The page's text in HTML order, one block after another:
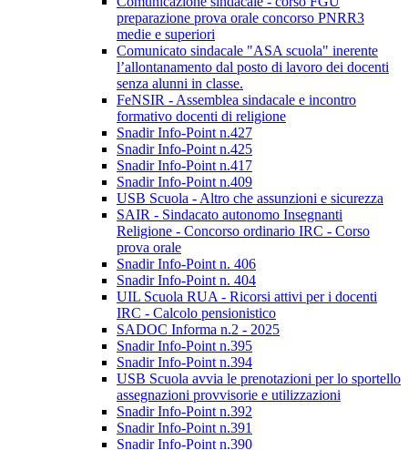
preparazione prova orale concorso PNRR3
medie e superiori
Comunicato sindacale "ASA scuola" inerente
l’allontanamento dal posto di lavoro dei docenti
senza alunni in classe.
FeNSIR - Assemblea sindacale e incontro
formativo docenti di religione
Snadir Info-Point n.427
Snadir Info-Point n.425
Snadir Info-Point n.417
Snadir Info-Point n.409
USB Scuola - Altro che assunzioni e sicurezza
SAIR - Sindacato autonomo Insegnanti
Religione - Concorso ordinario IRC - Corso
prova orale
Snadir Info-Point n. 406
Snadir Info-Point n. 404
UIL Scuola RUA - Ricorsi attivi per i docenti
IRC - Calcolo pensionistico
SADOC Informa n.2 - 2025
Snadir Info-Point n.395
Snadir Info-Point n.394
USB Scuola avvia le prenotazioni per lo sportello
assegnazioni provvisorie e utilizzazioni
Snadir Info-Point n.392
Snadir Info-Point n.391
Snadir Info-Point n.390